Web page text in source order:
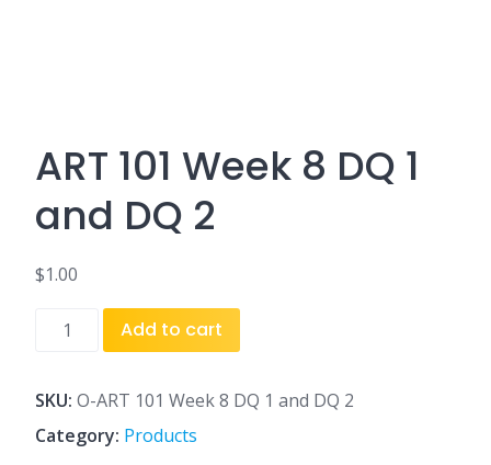
ART 101 Week 8 DQ 1
and DQ 2
$1.00
ART
8
DQ
Add to cart
SKU: O-ART 101 Week 8 DQ 1 and DQ 2
Category: Products